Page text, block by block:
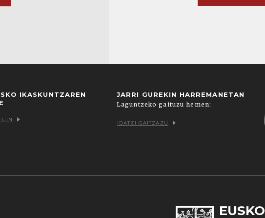
IKASKUNTZAREN
JARRI GUREKIN HARREMANETAN
Laguntzeko gaituzu hemen:
IDATZI GAITZAZU
EUSKO